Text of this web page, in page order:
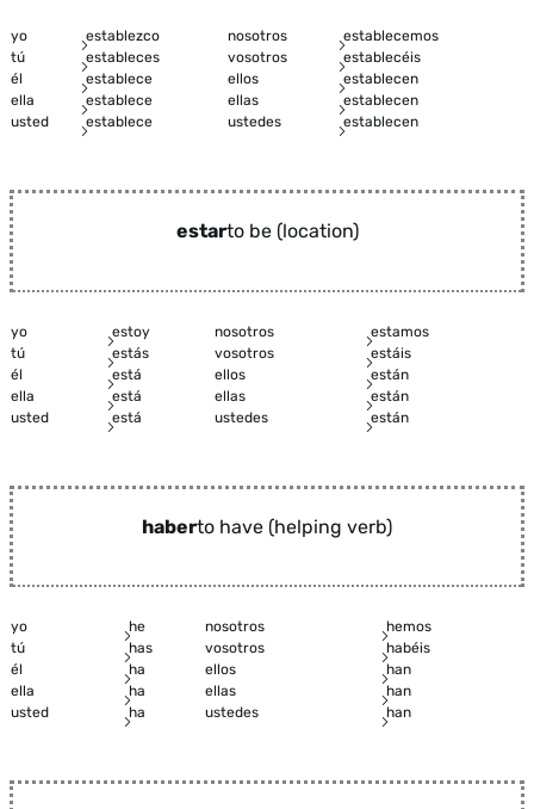
yo establezco nosotros
establecemos
tú
estableces vosotros
establecéis
él
establece ellos
establecen
ella
establece ellas
establecen
usted
establece ustedes establecen
estarto be (location)
yo estoy nosotros
estamos
tú
estás vosotros
estáis
él
está ellos
están
ella
está ellas
están
usted
está ustedes están
haberto have (helping verb)
yo he nosotros
hemos
tú
has vosotros
habéis
él
ha ellos
han
ella
ha ellas
han
usted
ha ustedes han